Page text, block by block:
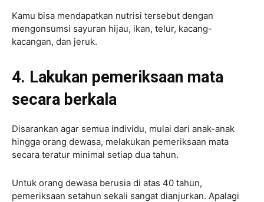
Kamu bisa mendapatkan nutrisi tersebut dengan
mengonsumsi sayuran hijau, ikan, telur, kacang-
kacangan, dan jeruk.
4. Lakukan pemeriksaan mata
secara berkala
Disarankan agar semua individu, mulai dari anak-anak
hingga orang dewasa, melakukan pemeriksaan mata
secara teratur minimal setiap dua tahun.
Untuk orang dewasa berusia di atas 40 tahun,
pemeriksaan setahun sekali sangat dianjurkan. Apalagi